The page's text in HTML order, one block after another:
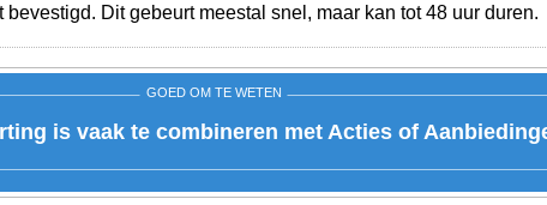
Dit gebeurt meestal snel, maar kan tot 48 uur duren.
GOED OM TE WETEN
is vaak te combineren met Acties of